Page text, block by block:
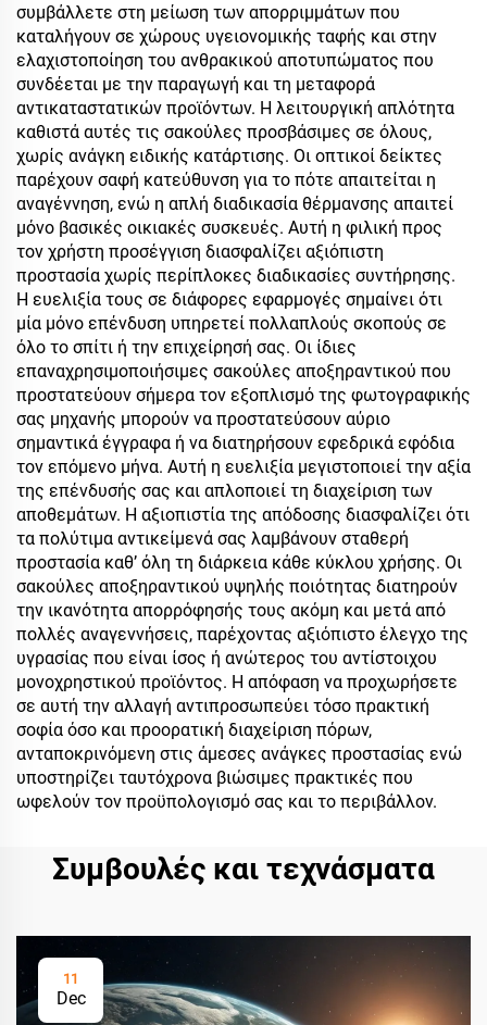
συμβάλλετε στη μείωση των απορριμμάτων που
καταλήγουν σε χώρους υγειονομικής ταφής και στην
ελαχιστοποίηση του ανθρακικού αποτυπώματος που
συνδέεται με την παραγωγή και τη μεταφορά
αντικαταστατικών προϊόντων. Η λειτουργική απλότητα
καθιστά αυτές τις σακούλες προσβάσιμες σε όλους,
χωρίς ανάγκη ειδικής κατάρτισης. Οι οπτικοί δείκτες
παρέχουν σαφή κατεύθυνση για το πότε απαιτείται η
αναγέννηση, ενώ η απλή διαδικασία θέρμανσης απαιτεί
μόνο βασικές οικιακές συσκευές. Αυτή η φιλική προς
τον χρήστη προσέγγιση διασφαλίζει αξιόπιστη
προστασία χωρίς περίπλοκες διαδικασίες συντήρησης.
Η ευελιξία τους σε διάφορες εφαρμογές σημαίνει ότι
μία μόνο επένδυση υπηρετεί πολλαπλούς σκοπούς σε
όλο το σπίτι ή την επιχείρησή σας. Οι ίδιες
επαναχρησιμοποιήσιμες σακούλες αποξηραντικού που
προστατεύουν σήμερα τον εξοπλισμό της φωτογραφικής
σας μηχανής μπορούν να προστατεύσουν αύριο
σημαντικά έγγραφα ή να διατηρήσουν εφεδρικά εφόδια
τον επόμενο μήνα. Αυτή η ευελιξία μεγιστοποιεί την αξία
της επένδυσής σας και απλοποιεί τη διαχείριση των
αποθεμάτων. Η αξιοπιστία της απόδοσης διασφαλίζει ότι
τα πολύτιμα αντικείμενά σας λαμβάνουν σταθερή
προστασία καθ’ όλη τη διάρκεια κάθε κύκλου χρήσης. Οι
σακούλες αποξηραντικού υψηλής ποιότητας διατηρούν
την ικανότητα απορρόφησής τους ακόμη και μετά από
πολλές αναγεννήσεις, παρέχοντας αξιόπιστο έλεγχο της
υγρασίας που είναι ίσος ή ανώτερος του αντίστοιχου
μονοχρηστικού προϊόντος. Η απόφαση να προχωρήσετε
σε αυτή την αλλαγή αντιπροσωπεύει τόσο πρακτική
σοφία όσο και προορατική διαχείριση πόρων,
ανταποκρινόμενη στις άμεσες ανάγκες προστασίας ενώ
υποστηρίζει ταυτόχρονα βιώσιμες πρακτικές που
ωφελούν τον προϋπολογισμό σας και το περιβάλλον.
Συμβουλές και τεχνάσματα
11
Dec